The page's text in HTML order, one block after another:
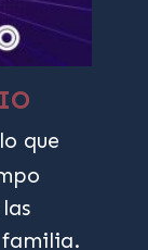
que